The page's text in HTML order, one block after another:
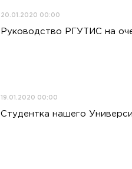
20.01.2020 00:00
Руководство РГУТИС на
19.01.2020 00:00
Студентка нашего